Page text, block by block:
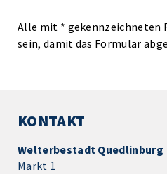
Alle mit * gekennzeichneten
sein, damit das Formular
KONTAKT
Welterbestadt Quedlinburg
Markt 1